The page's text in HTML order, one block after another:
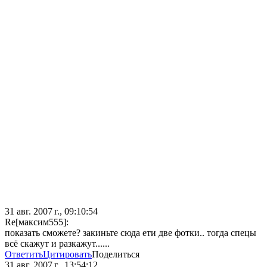
31 авг. 2007 г., 09:10:54
Re[максим555]:
показать сможете? закиньте сюда ети две фотки.. тогда спецы
всё скажут и разкажут......
ОтветитьЦитироватьПоделиться